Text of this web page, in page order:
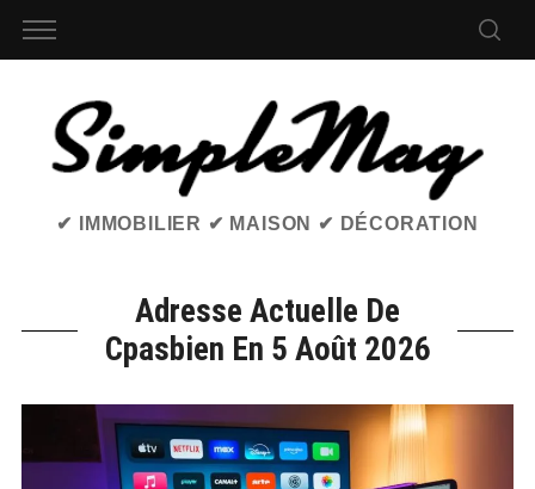
✔ IMMOBILIER ✔ MAISON ✔ DÉCORATION
Adresse Actuelle De
Cpasbien En 5 Août 2026